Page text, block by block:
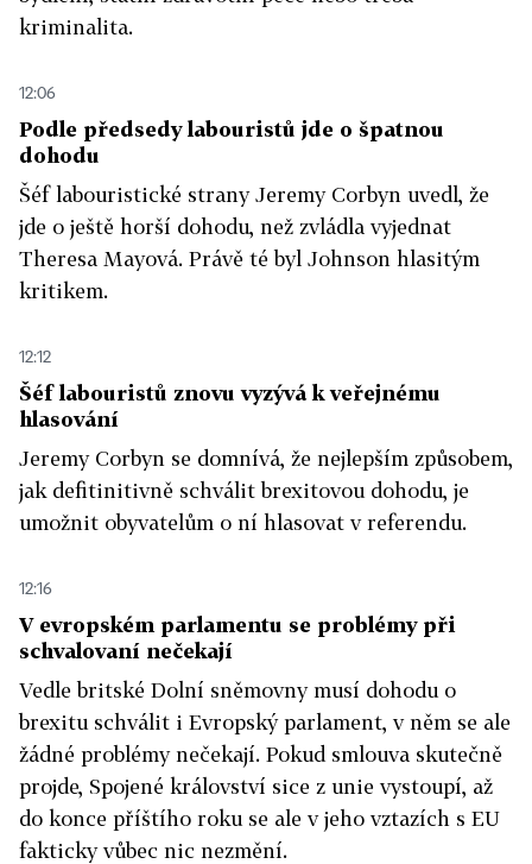
kriminalita.
12:06
Podle předsedy labouristů jde o špatnou
dohodu
Šéf labouristické strany Jeremy Corbyn uvedl, že
jde o ještě horší dohodu, než zvládla vyjednat
Theresa Mayová. Právě té byl Johnson hlasitým
kritikem.
12:12
Šéf labouristů znovu vyzývá k veřejnému
hlasování
Jeremy Corbyn se domnívá, že nejlepším způsobem,
jak defitinitivně schválit brexitovou dohodu, je
umožnit obyvatelům o ní hlasovat v referendu.
12:16
V evropském parlamentu se problémy při
schvalovaní nečekají
Vedle britské Dolní sněmovny musí dohodu o
brexitu schválit i Evropský parlament, v něm se ale
žádné problémy nečekají. Pokud smlouva skutečně
projde, Spojené království sice z unie vystoupí, až
do konce příštího roku se ale v jeho vztazích s EU
fakticky vůbec nic nezmění.